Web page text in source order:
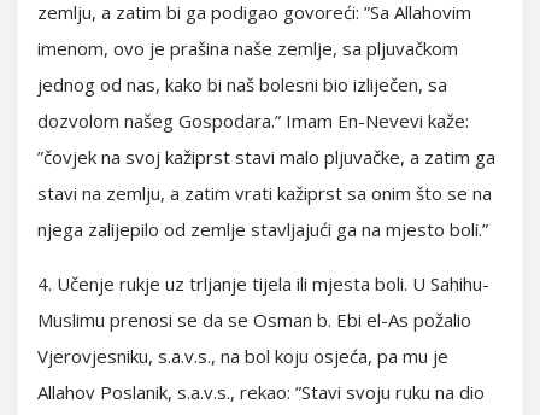
zemlju, a zatim bi ga podigao govoreći: ”Sa Allahovim
imenom, ovo je prašina naše zemlje, sa pljuvačkom
jednog od nas, kako bi naš bolesni bio izliječen, sa
dozvolom našeg Gospodara.” Imam En-Nevevi kaže:
”čovjek na svoj kažiprst stavi malo pljuvačke, a zatim ga
stavi na zemlju, a zatim vrati kažiprst sa onim što se na
njega zalijepilo od zemlje stavljajući ga na mjesto boli.”
4. Učenje rukje uz trljanje tijela ili mjesta boli. U Sahihu-
Muslimu prenosi se da se Osman b. Ebi el-As požalio
Vjerovjesniku, s.a.v.s., na bol koju osjeća, pa mu je
Allahov Poslanik, s.a.v.s., rekao: ”Stavi svoju ruku na dio